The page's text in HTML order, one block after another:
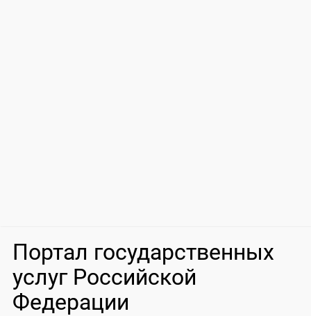
Портал государственных
услуг Российской
Федерации